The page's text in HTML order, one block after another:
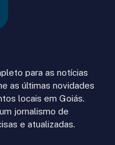
para as notícias
as últimas novidades
locais em Goiás.
jornalismo de
e atualizadas.